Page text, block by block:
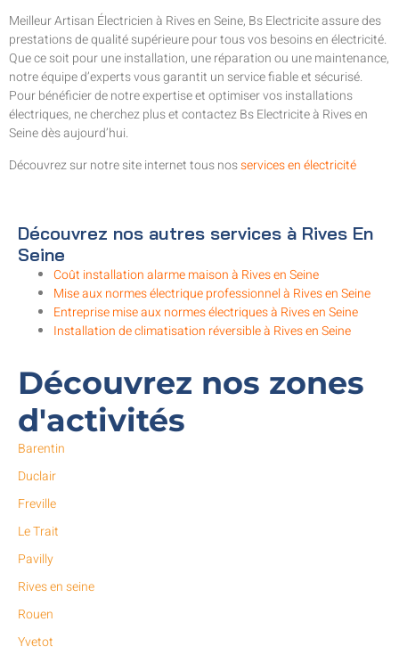
Meilleur Artisan Électricien à Rives en Seine, Bs Electricite assure des
prestations de qualité supérieure pour tous vos besoins en électricité.
Que ce soit pour une installation, une réparation ou une maintenance,
notre équipe d’experts vous garantit un service fiable et sécurisé.
Pour bénéficier de notre expertise et optimiser vos installations
électriques, ne cherchez plus et contactez Bs Electricite à Rives en
Seine dès aujourd’hui.
Découvrez sur notre site internet tous nosservices en électricité
Découvrez nos autres services à Rives En
Seine
Coût installation alarme maison à Rives en Seine
Mise aux normes électrique professionnel à Rives en Seine
Entreprise mise aux normes électriques à Rives en Seine
Installation de climatisation réversible à Rives en Seine
Découvrez nos zones
d'activités
Barentin
Duclair
Freville
Le Trait
Pavilly
Rives en seine
Rouen
Yvetot